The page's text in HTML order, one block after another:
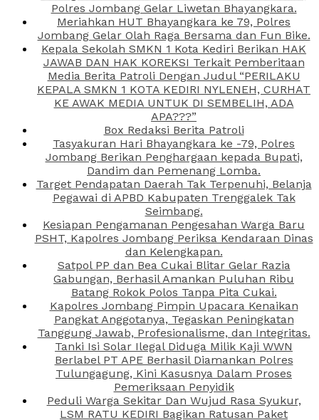
Polres Jombang Gelar Liwetan Bhayangkara.
Meriahkan HUT Bhayangkara ke 79, Polres
Jombang Gelar Olah Raga Bersama dan Fun Bike.
Kepala Sekolah SMKN 1 Kota Kediri Berikan HAK
JAWAB DAN HAK KOREKSI Terkait Pemberitaan
Media Berita Patroli Dengan Judul “PERILAKU
KEPALA SMKN 1 KOTA KEDIRI NYLENEH, CURHAT
KE AWAK MEDIA UNTUK DI SEMBELIH, ADA
APA???”
Box Redaksi Berita Patroli
Tasyakuran Hari Bhayangkara ke -79, Polres
Jombang Berikan Penghargaan kepada Bupati,
Dandim dan Pemenang Lomba.
Target Pendapatan Daerah Tak Terpenuhi, Belanja
Pegawai di APBD Kabupaten Trenggalek Tak
Seimbang.
Kesiapan Pengamanan Pengesahan Warga Baru
PSHT, Kapolres Jombang Periksa Kendaraan Dinas
dan Kelengkapan.
Satpol PP dan Bea Cukai Blitar Gelar Razia
Gabungan, Berhasil Amankan Puluhan Ribu
Batang Rokok Polos Tanpa Pita Cukai.
Kapolres Jombang Pimpin Upacara Kenaikan
Pangkat Anggotanya, Tegaskan Peningkatan
Tanggung Jawab, Profesionalisme, dan Integritas.
Tanki Isi Solar Ilegal Diduga Milik Kaji WWN
Berlabel PT APE Berhasil Diamankan Polres
Tulungagung, Kini Kasusnya Dalam Proses
Pemeriksaan Penyidik
Peduli Warga Sekitar Dan Wujud Rasa Syukur,
LSM RATU KEDIRI Bagikan Ratusan Paket